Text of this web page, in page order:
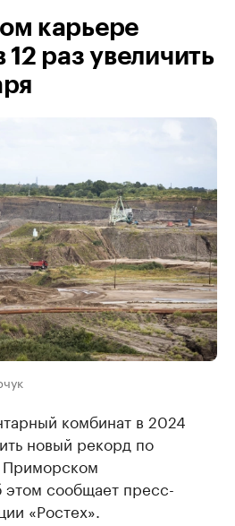
карьере
раз увеличить
комбинат в 2024
новый рекорд по
сообщает пресс-
«Ростех».